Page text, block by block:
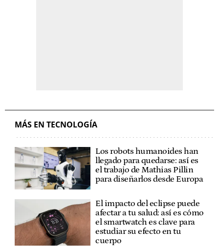
MÁS EN TECNOLOGÍA
Los robots humanoides han
llegado para quedarse: así es
el trabajo de Mathias Pillin
para diseñarlos desde Europa
El impacto del eclipse puede
afectar a tu salud: así es cómo
el smartwatch es clave para
estudiar su efecto en tu
cuerpo